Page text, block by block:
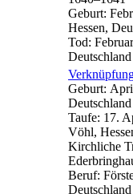
Geburt:
Hessen,
Tod:
Deutschland
Geburt:
Deutschland
Taufe: 17.
Vöhl,
Kirchliche
Beruf:
Deutschland